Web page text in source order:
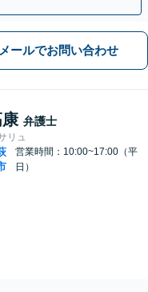
メールでお問い合わせ
弁護士
リュ
営業時間：10:00~17:00（平
日）